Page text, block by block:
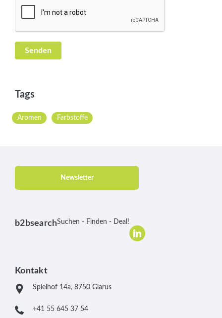
Tags
Aromen Farbstoffe
Newsletter
b2bsearchSuchen - Finden - Deal!
Kontakt
Spielhof 14a, 8750 Glarus
+41 55 645 37 54